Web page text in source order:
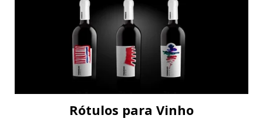
Rótulos para Vinho